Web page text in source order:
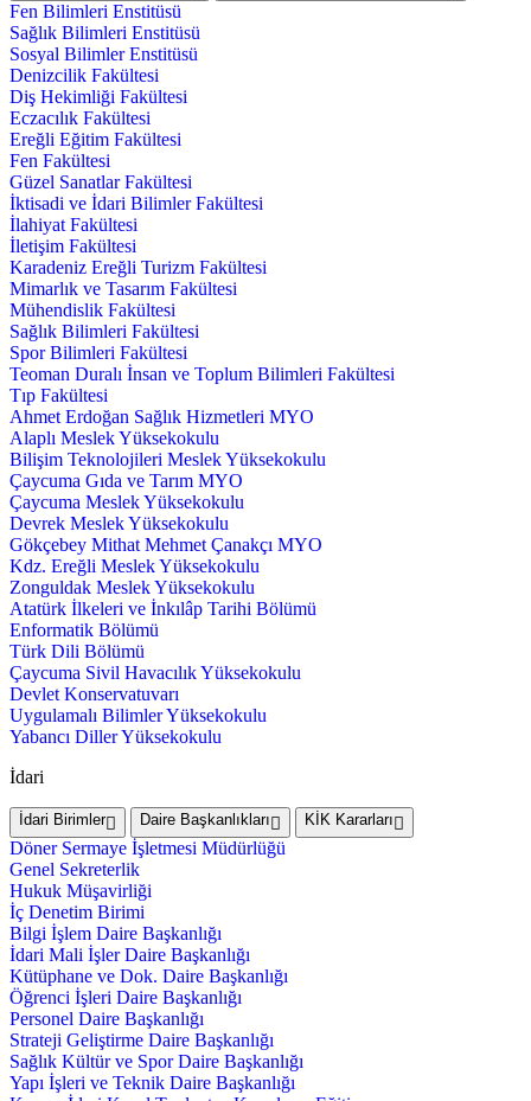
Fen Bilimleri Enstitüsü
Sağlık Bilimleri Enstitüsü
Sosyal Bilimler Enstitüsü
Denizcilik Fakültesi
Diş Hekimliği Fakültesi
Eczacılık Fakültesi
Ereğli Eğitim Fakültesi
Fen Fakültesi
Güzel Sanatlar Fakültesi
İktisadi ve İdari Bilimler Fakültesi
İlahiyat Fakültesi
İletişim Fakültesi
Karadeniz Ereğli Turizm Fakültesi
Mimarlık ve Tasarım Fakültesi
Mühendislik Fakültesi
Sağlık Bilimleri Fakültesi
Spor Bilimleri Fakültesi
Teoman Duralı İnsan ve Toplum Bilimleri Fakültesi
Tıp Fakültesi
Ahmet Erdoğan Sağlık Hizmetleri MYO
Alaplı Meslek Yüksekokulu
Bilişim Teknolojileri Meslek Yüksekokulu
Çaycuma Gıda ve Tarım MYO
Çaycuma Meslek Yüksekokulu
Devrek Meslek Yüksekokulu
Gökçebey Mithat Mehmet Çanakçı MYO
Kdz. Ereğli Meslek Yüksekokulu
Zonguldak Meslek Yüksekokulu
Atatürk İlkeleri ve İnkılâp Tarihi Bölümü
Enformatik Bölümü
Türk Dili Bölümü
Çaycuma Sivil Havacılık Yüksekokulu
Devlet Konservatuvarı
Uygulamalı Bilimler Yüksekokulu
Yabancı Diller Yüksekokulu
İdari
İdari Birimler Daire Başkanlıkları KİK Kararları
Döner Sermaye İşletmesi Müdürlüğü
Genel Sekreterlik
Hukuk Müşavirliği
İç Denetim Birimi
Bilgi İşlem Daire Başkanlığı
İdari Mali İşler Daire Başkanlığı
Kütüphane ve Dok. Daire Başkanlığı
Öğrenci İşleri Daire Başkanlığı
Personel Daire Başkanlığı
Strateji Geliştirme Daire Başkanlığı
Sağlık Kültür ve Spor Daire Başkanlığı
Yapı İşleri ve Teknik Daire Başkanlığı